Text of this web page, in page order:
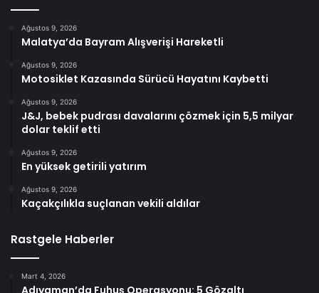
Ağustos 9, 2026
Malatya’da Bayram Alışverişi Hareketli
Ağustos 9, 2026
Motosiklet Kazasında Sürücü Hayatını Kaybetti
Ağustos 9, 2026
J&J, bebek pudrası davalarını çözmek için 5,5 milyar
dolar teklif etti
Ağustos 9, 2026
En yüksek getirili yatırım
Ağustos 9, 2026
Kaçakçılıkla suçlanan vekili aldılar
Rastgele Haberler
Mart 4, 2026